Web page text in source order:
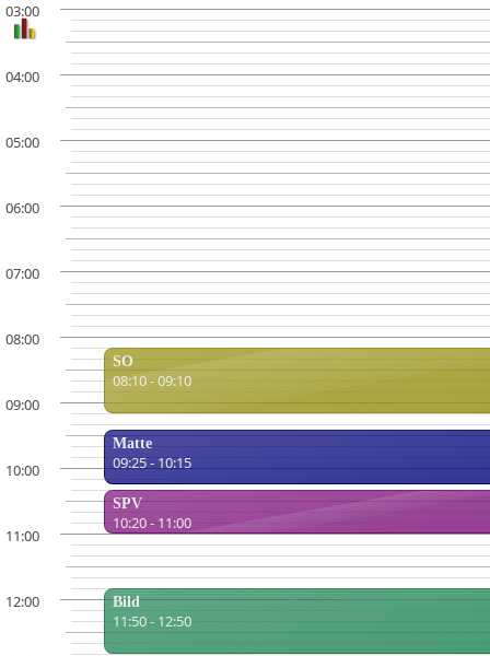
03:00
04:00
05:00
06:00
07:00
08:00
09:00
10:00
11:00
12:00
SO
08:10 - 09:10
Matte
09:25 - 10:15
SPV
10:20 - 11:00
Bild
11:50 - 12:50